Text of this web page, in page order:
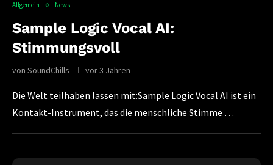
Allgemein News
Sample Logic Vocal AI:
Stimmungsvoll
von SoundChills vor 3 Jahren
Die Welt teilhaben lassen mit:Sample Logic Vocal AI ist ein
Kontakt-Instrument, das die menschliche Stimme …